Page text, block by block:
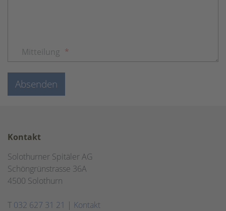
Mitteilung *
Absenden
Kontakt
Solothurner Spitäler AG
Schöngrünstrasse 36A
4500 Solothurn
T 032 627 31 21 | Kontakt